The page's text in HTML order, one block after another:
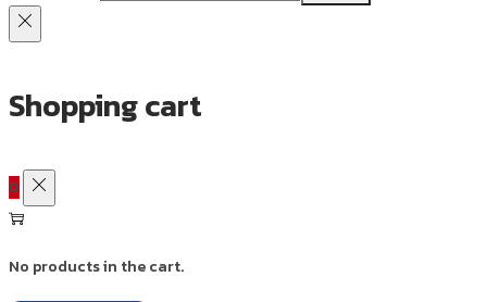
Shopping cart
0
No products in the cart.